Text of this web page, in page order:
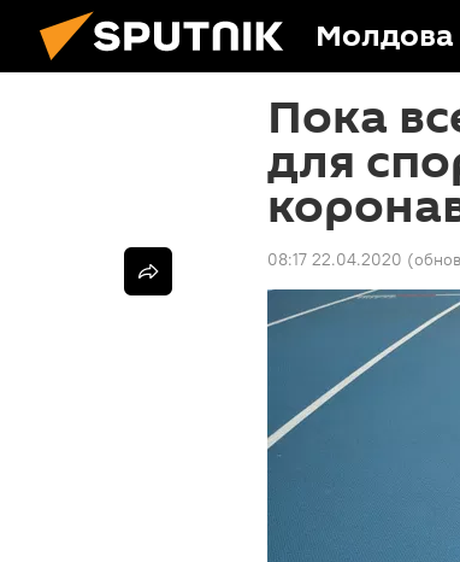
Молдова
Пока
для
08:17 22.04.2020